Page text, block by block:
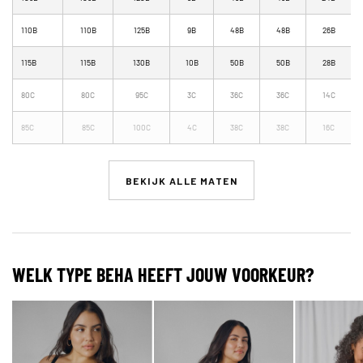
110B 110B 125B 9B 48B 48B 26B
115B 115B 130B 10B 50B 50B 28B
80C 80C 95C 3C 36C 36C 14C
85C 85C 100C 4C 38C 38C 16C
BEKIJK ALLE MATEN
WELK TYPE BEHA HEEFT JOUW VOORKEUR?